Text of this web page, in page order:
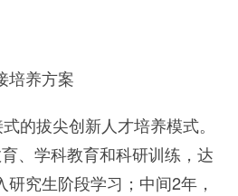
培养方案
的拔尖创新人才培养模式。
、学科教育和科研训练，达
究生阶段学习；中间2年，